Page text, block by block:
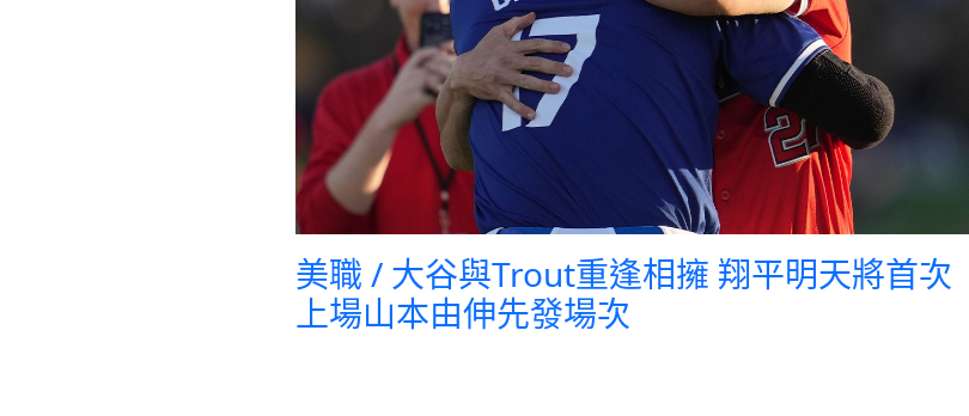
美職 / 大谷與Trout重逢相擁 翔平明天將首次
上場山本由伸先發場次